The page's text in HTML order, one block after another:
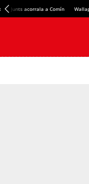
Junts acorrala a Comín